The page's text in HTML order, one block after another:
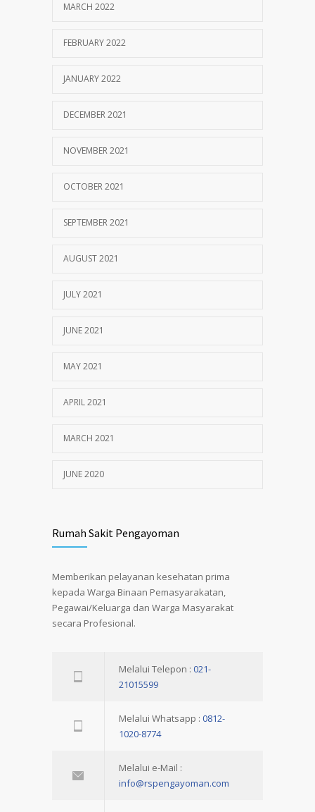
MARCH 2022
FEBRUARY 2022
JANUARY 2022
DECEMBER 2021
NOVEMBER 2021
OCTOBER 2021
SEPTEMBER 2021
AUGUST 2021
JULY 2021
JUNE 2021
MAY 2021
APRIL 2021
MARCH 2021
JUNE 2020
Rumah Sakit Pengayoman
Memberikan pelayanan kesehatan prima
kepada Warga Binaan Pemasyarakatan,
Pegawai/Keluarga dan Warga Masyarakat
secara Profesional.
Melalui Telepon : 021-
21015599
Melalui Whatsapp : 0812-
1020-8774
Melalui e-Mail :
info@rspengayoman.com